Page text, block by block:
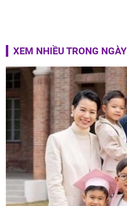
XEM NHIỀU TRONG NGÀY